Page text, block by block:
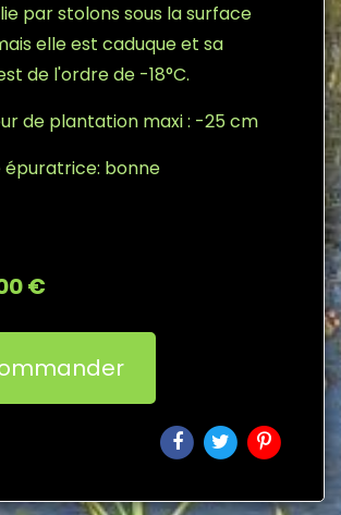
par stolons sous la surface
elle est caduque et sa
de l'ordre de -18°C.
de plantation maxi : -25 cm
bonne
€